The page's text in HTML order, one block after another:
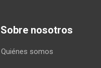
Sobre nosotros
Quiénes somos